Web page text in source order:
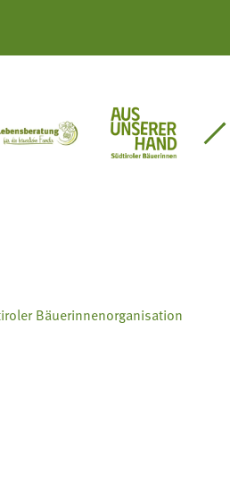
Mit Bäuerinnen lernen -
Lebensberatung für dieAus unserer
Bäuerinnenorganisation